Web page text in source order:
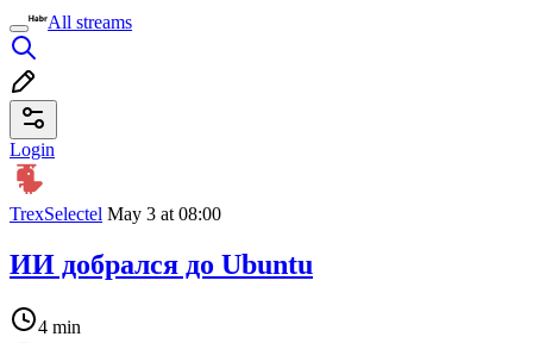
All streams
Login
TrexSelectel May 3 at 08:00
ИИ добрался до Ubuntu
4 min